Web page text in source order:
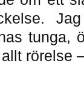
tunga,
rörelse